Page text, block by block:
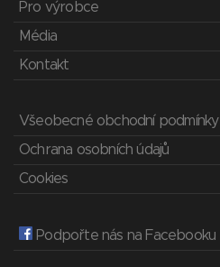
Pro výrobce
Média
Kontakt
Všeobecné obchodní podmínky
Ochrana osobních údajů
Cookies
Podpořte nás na Facebooku